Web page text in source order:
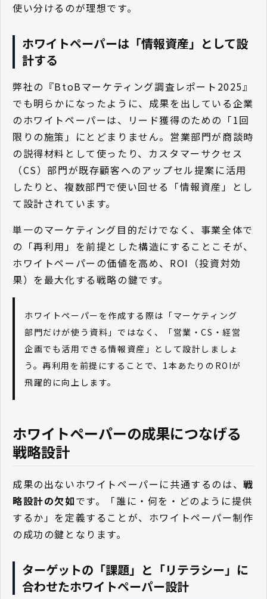
使い分けるのが理想です。
ホワイトペーパーは「情報資産」として設
計する
弊社の『BtoBマーケティング調査レポート2025』
でも明らかになったように、成果を出している企業
のホワイトペーパーは、リード獲得のための「1回
限りの施策」にとどまりません。営業部門が商談時
の説得材料として使ったり、カスタマーサクセス
（CS）部門が既存顧客へのアップセル提案に活用
したりと、複数部門で使い回せる「情報資産」とし
て設計されています。
単一のマーケティング目的だけでなく、事業全体で
の「再利用」を前提とした構造にすることこそが、
ホワイトペーパーの価値を高め、ROI（投資対効
果）を最大化する戦略の鍵です。
ホワイトペーパーを作成する際は「マーケティング
部門だけが使う資料」ではなく、「営業・CS・経営
企画でも活用できる情報資産」として設計しましょ
う。再利用を前提にすることで、1本あたりのROIが
飛躍的に向上します。
ホワイトペーパーの成果につなげる
戦略設計
成果の出ないホワイトペーパーに共通するのは、戦
略設計の欠如です。「誰に・何を・どのように提供
するか」を定義することが、ホワイトペーパー制作
の成功の鍵となります。
ターゲットの「課題」と「リテラシー」に
合わせたホワイトペーパー設計